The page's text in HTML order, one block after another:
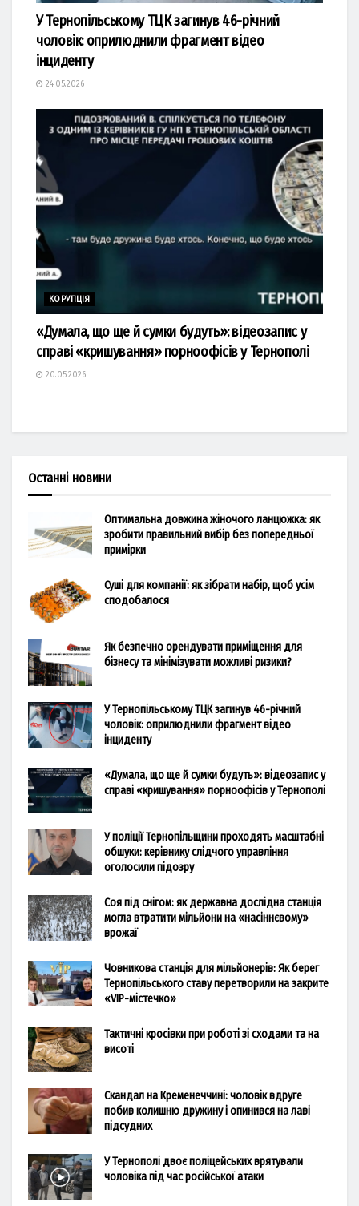
У Тернопільському ТЦК загинув 46-річний
чоловік: оприлюднили фрагмент відео
інциденту
24.05.2026
КОРУПЦІЯ
«Думала, що ще й сумки будуть»: відеозапис у
справі «кришування» порноофісів у Тернополі
20.05.2026
Останні новини
Оптимальна довжина жіночого ланцюжка: як
зробити правильний вибір без попередньої
примірки
Суші для компанії: як зібрати набір, щоб усім
сподобалося
Як безпечно орендувати приміщення для
бізнесу та мінімізувати можливі ризики?
У Тернопільському ТЦК загинув 46-річний
чоловік: оприлюднили фрагмент відео
інциденту
«Думала, що ще й сумки будуть»: відеозапис у
справі «кришування» порноофісів у Тернополі
У поліції Тернопільщини проходять масштабні
обшуки: керівнику слідчого управління
оголосили підозру
Соя під снігом: як державна дослідна станція
могла втратити мільйони на «насіннєвому»
врожаї
Човникова станція для мільйонерів: Як берег
Тернопільського ставу перетворили на закрите
«VIP-містечко»
Тактичні кросівки при роботі зі сходами та на
висоті
Скандал на Кременеччині: чоловік вдруге
побив колишню дружину і опинився на лаві
підсудних
У Тернополі двоє поліцейських врятували
чоловіка під час російської атаки